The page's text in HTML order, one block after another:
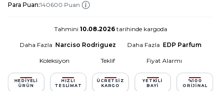
Para Puan:140600 Puan
Tahmini 10.08.2026tarihinde kargoda
Daha Fazla Narciso Rodriguez Daha Fazla EDP Parfum
Koleksiyon Teklif Fiyat Alarmı
HEDIYELI
ÜRÜN
HIZLI
TESLIMAT
ÜCRETSIZ
KARGO
YETKILI
BAYI
%100
ORIJINAL